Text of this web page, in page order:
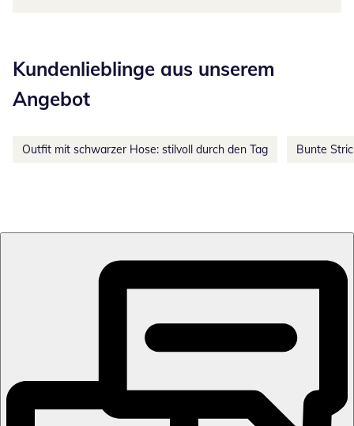
Kundenlieblinge aus unserem
Angebot
Outfit mit schwarzer Hose: stilvoll durch den Tag Bunte